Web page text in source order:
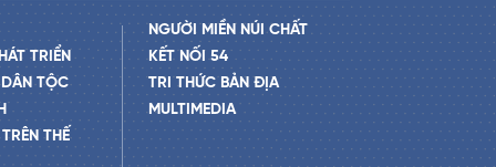
TRIỂN
TỘC
THẾ
NGƯỜI MIỀN NÚI CHẤT
KẾT NỐI 54
TRI THỨC BẢN ĐỊA
MULTIMEDIA